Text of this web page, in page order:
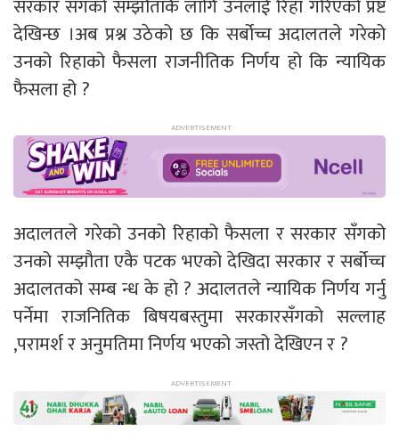
सरकार सगको सम्झौताकै लागि उनलाई रिहा गरिएको प्रष्ट
देखिन्छ ।अब प्रश्न उठेको छ कि सर्बोच्च अदालतले गरेको
उनको रिहाको फैसला राजनीतिक निर्णय हो कि न्यायिक
फैसला हो ?
अदालतले गरेको उनको रिहाको फैसला र सरकार सँगको
उनको सम्झौता एकै पटक भएको देखिदा सरकार र सर्बोच्च
अदालतको सम्ब न्ध के हो ? अदालतले न्यायिक निर्णय गर्नु
पर्नेमा राजनितिक बिषयबस्तुमा सरकारसँगको सल्लाह
,परामर्श र अनुमतिमा निर्णय भएको जस्तो देखिएन र ?